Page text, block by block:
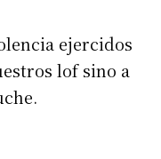
ejercidos
lof sino a